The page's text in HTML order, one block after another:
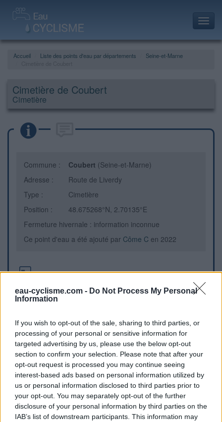
eau-cyclisme.com - Do Not Process My Personal
Information
If you wish to opt-out of the sale, sharing to third parties, or
processing of your personal or sensitive information for
targeted advertising by us, please use the below opt-out
section to confirm your selection. Please note that after your
opt-out request is processed you may continue seeing
interest-based ads based on personal information utilized by
us or personal information disclosed to third parties prior to
your opt-out. You may separately opt-out of the further
disclosure of your personal information by third parties on the
IAB’s list of downstream participants. This information may
Accueil Liste des points d'eau par départements
Seine-et-Marne
Cimetière de Coubert
Cimetière
Commune : Coubert (Seine-et-Marne)
Adresse :
Route de Liverdy
Type :
Cimetière
Position :
48.675268°N, 2.70135°E
Fermeture hivernale : information inconnue
Ce point d'eau a été ajouté par Côme C en 2022
Informations complémentaires
A l’entrée directement à gauche
Repères visuels